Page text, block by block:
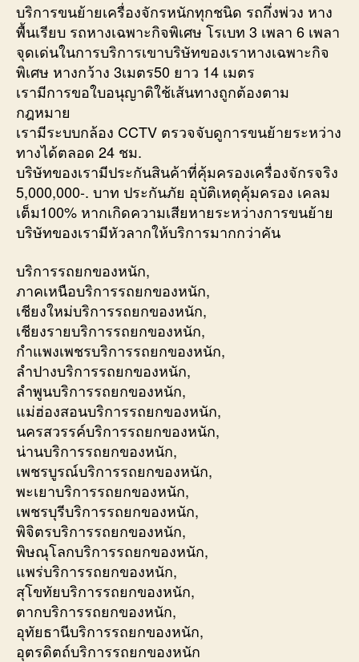
บริการขนย้ายเครื่องจักรหนักทุกชนิด รถกึ่งพ่วง หาง
พื้นเรียบ รถหางเฉพาะกิจพิเศษ โรเบท 3 เพลา 6 เพลา
จุดเด่นในการบริการเขาบริษัทของเราหางเฉพาะกิจ
พิเศษ หางกว้าง 3เมตร50 ยาว 14 เมตร
เรามีการขอใบอนุญาติใช้เส้นทางถูกต้องตาม
กฎหมาย
เรามีระบบกล้อง CCTV ตรวจจับดูการขนย้ายระหว่าง
ทางได้ตลอด 24 ชม.
บริษัทของเรามีประกันสินค้าที่คุ้มครองเครื่องจักรจริง
5,000,000-. บาท ประกันภัย อุบัติเหตุคุ้มครอง เคลม
เต็ม100% หากเกิดความเสียหายระหว่างการขนย้าย
บริษัทของเรามีหัวลากให้บริการมากกว่าคัน
บริการรถยกของหนัก,
ภาคเหนือบริการรถยกของหนัก,
เชียงใหม่บริการรถยกของหนัก,
เชียงรายบริการรถยกของหนัก,
กำแพงเพชรบริการรถยกของหนัก,
ลำปางบริการรถยกของหนัก,
ลำพูนบริการรถยกของหนัก,
แม่ฮ่องสอนบริการรถยกของหนัก,
นครสวรรค์บริการรถยกของหนัก,
น่านบริการรถยกของหนัก,
เพชรบูรณ์บริการรถยกของหนัก,
พะเยาบริการรถยกของหนัก,
เพชรบุรีบริการรถยกของหนัก,
พิจิตรบริการรถยกของหนัก,
พิษณุโลกบริการรถยกของหนัก,
แพร่บริการรถยกของหนัก,
สุโขทัยบริการรถยกของหนัก,
ตากบริการรถยกของหนัก,
อุทัยธานีบริการรถยกของหนัก,
อุตรดิตถ์บริการรถยกของหนัก